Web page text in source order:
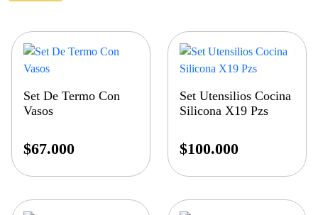
Set De Termo Con
Vasos
$67.000
Set Utensilios Cocina
Silicona X19 Pzs
$100.000